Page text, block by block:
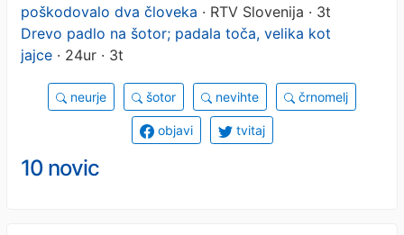
poškodovalo dva človeka · RTV Slovenija · 3t
Drevo padlo na šotor; padala toča, velika kot
jajce · 24ur · 3t
neurje šotor nevihte črnomelj
objavi tvitaj
10 novic